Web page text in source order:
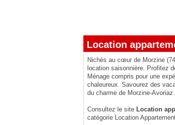
Location
Nichés au cœur de Morzine
location saisonnière. Profitez
Ménage compris pour une
chaleureux. Savourez des
du charme de Morzine-Avoriaz.
Consultez le site Location
catégorie Location